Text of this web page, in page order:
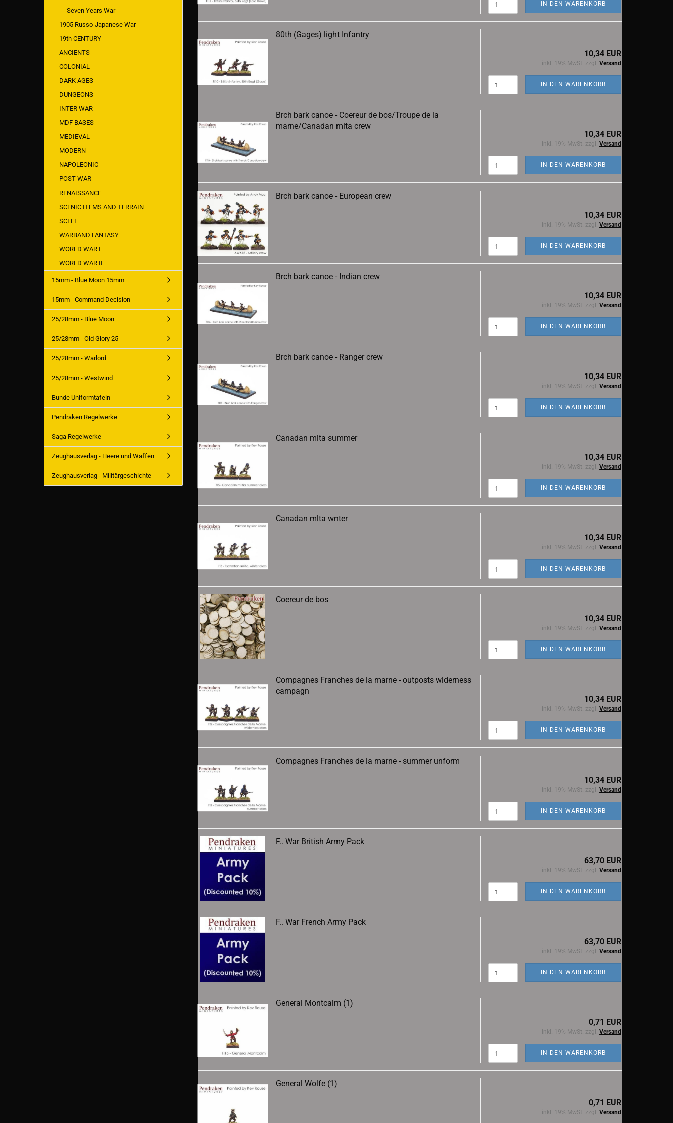
IN DEN WARENKORB
80th (Gages) light Infantry
10,34 EUR
inkl. 19% MwSt. zzgl. Versand
IN DEN WARENKORB
Brch bark canoe - Coereur de bos/Troupe de la
marne/Canadan mlta crew
10,34 EUR
inkl. 19% MwSt. zzgl. Versand
IN DEN WARENKORB
Brch bark canoe - European crew
10,34 EUR
inkl. 19% MwSt. zzgl. Versand
IN DEN WARENKORB
Brch bark canoe - Indian crew
10,34 EUR
inkl. 19% MwSt. zzgl. Versand
IN DEN WARENKORB
Brch bark canoe - Ranger crew
10,34 EUR
inkl. 19% MwSt. zzgl. Versand
IN DEN WARENKORB
Canadan mlta summer
10,34 EUR
inkl. 19% MwSt. zzgl. Versand
IN DEN WARENKORB
Canadan mlta wnter
10,34 EUR
inkl. 19% MwSt. zzgl. Versand
IN DEN WARENKORB
Coereur de bos
10,34 EUR
inkl. 19% MwSt. zzgl. Versand
IN DEN WARENKORB
Compagnes Franches de la marne - outposts wlderness
campagn
10,34 EUR
inkl. 19% MwSt. zzgl. Versand
IN DEN WARENKORB
Compagnes Franches de la marne - summer unform
10,34 EUR
inkl. 19% MwSt. zzgl. Versand
IN DEN WARENKORB
F.. War British Army Pack
63,70 EUR
inkl. 19% MwSt. zzgl. Versand
IN DEN WARENKORB
F.. War French Army Pack
63,70 EUR
inkl. 19% MwSt. zzgl. Versand
IN DEN WARENKORB
General Montcalm (1)
0,71 EUR
inkl. 19% MwSt. zzgl. Versand
IN DEN WARENKORB
General Wolfe (1)
0,71 EUR
inkl. 19% MwSt. zzgl. Versand
Seven Years War
1905 Russo-Japanese War
19th CENTURY
ANCIENTS
COLONIAL
DARK AGES
DUNGEONS
INTER WAR
MDF BASES
MEDIEVAL
MODERN
NAPOLEONIC
POST WAR
RENAISSANCE
SCENIC ITEMS AND TERRAIN
SCI FI
WARBAND FANTASY
WORLD WAR I
WORLD WAR II
15mm - Blue Moon 15mm
15mm - Command Decision
25/28mm - Blue Moon
25/28mm - Old Glory 25
25/28mm - Warlord
25/28mm - Westwind
Bunde Uniformtafeln
Pendraken Regelwerke
Saga Regelwerke
Zeughausverlag - Heere und Waffen
Zeughausverlag - Militärgeschichte